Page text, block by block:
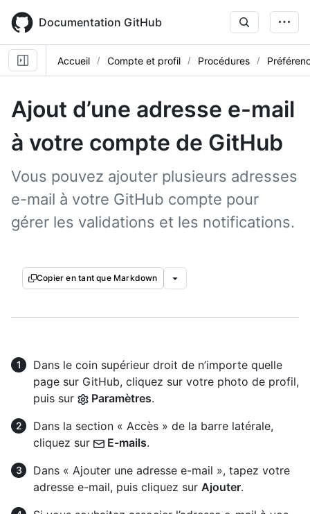
main
content
Documentation GitHub
Accueil Compte et profil Procédures
Ajout d’une adresse e-mail
à votre compte de GitHub
Vous pouvez ajouter plusieurs adresses
e-mail à votre GitHub compte pour
gérer les validations et les notifications.
Copier en tant que Markdown
Dans le coin supérieur droit de n’importe quelle
page sur GitHub, cliquez sur votre photo de profil,
puis sur
Paramètres.
Dans la section « Accès » de la barre latérale,
cliquez sur
E-mails.
Dans « Ajouter une adresse e-mail », tapez votre
adresse e-mail, puis cliquez sur Ajouter.